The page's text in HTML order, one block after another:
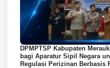
DPMPTSP Kabupaten
bagi Aparatur Sipil Negara
Regulasi Perizinan Berbasis